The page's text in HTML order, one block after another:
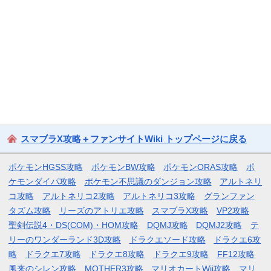
スマブラX攻略＋ファンサイトWiki トップページに戻る
ポケモンHGSS攻略 ポケモンBW攻略 ポケモンORAS攻略
ポ
ケモンダイパ攻略
ポケモン不思議のダンジョン攻略
アルトネリ
コ攻略
アルトネリコ2攻略 アルトネリコ3攻略
グランファン
タズム攻略
リーズのアトリエ攻略 スマブラX攻略
VP2攻略
聖剣伝説4・DS(COM)・HOM攻略
DQMJ攻略 DQMJ2攻略
テ
リーのワンダーランド3D攻略
ドラクエソード攻略
ドラクエ6攻
略
ドラクエ7攻略 ドラクエ8攻略 ドラクエ9攻略
FF12攻略
風来のシレン攻略
MOTHER3攻略 マリオカートWii攻略 マリ